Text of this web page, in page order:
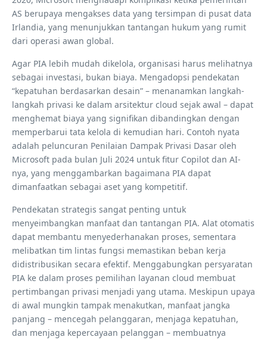
AS berupaya mengakses data yang tersimpan di pusat data
Irlandia, yang menunjukkan tantangan hukum yang rumit
dari operasi awan global.
Agar PIA lebih mudah dikelola, organisasi harus melihatnya
sebagai investasi, bukan biaya. Mengadopsi pendekatan
“kepatuhan berdasarkan desain” – menanamkan langkah-
langkah privasi ke dalam arsitektur cloud sejak awal – dapat
menghemat biaya yang signifikan dibandingkan dengan
memperbarui tata kelola di kemudian hari. Contoh nyata
adalah peluncuran Penilaian Dampak Privasi Dasar oleh
Microsoft pada bulan Juli 2024 untuk fitur Copilot dan AI-
nya, yang menggambarkan bagaimana PIA dapat
dimanfaatkan sebagai aset yang kompetitif.
Pendekatan strategis sangat penting untuk
menyeimbangkan manfaat dan tantangan PIA. Alat otomatis
dapat membantu menyederhanakan proses, sementara
melibatkan tim lintas fungsi memastikan beban kerja
didistribusikan secara efektif. Menggabungkan persyaratan
PIA ke dalam proses pemilihan layanan cloud membuat
pertimbangan privasi menjadi yang utama. Meskipun upaya
di awal mungkin tampak menakutkan, manfaat jangka
panjang – mencegah pelanggaran, menjaga kepatuhan,
dan menjaga kepercayaan pelanggan – membuatnya